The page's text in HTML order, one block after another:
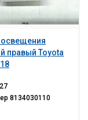
правый Toyota
8134030110